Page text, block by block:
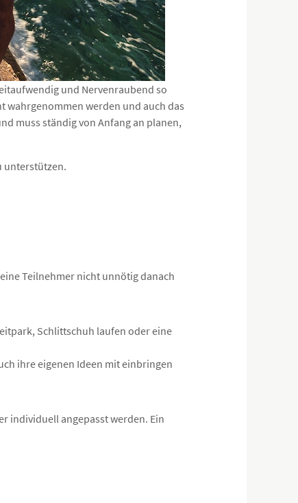
und Nervenraubend so
wahrgenommen werden und auch das
muss ständig von Anfang an planen,
unterstützen.
Teilnehmer nicht unnötig danach
Schlittschuh laufen oder eine
ihre eigenen Ideen mit einbringen
individuell angepasst werden. Ein